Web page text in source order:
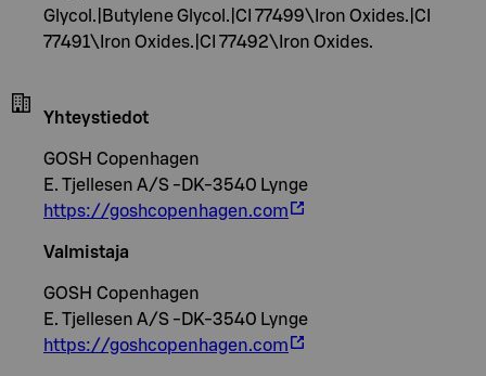
Glycol.|Butylene Glycol.|CI 77499\Iron Oxides.|CI
77491\Iron Oxides.|CI 77492\Iron Oxides.
Yhteystiedot
GOSH Copenhagen
E. Tjellesen A/S -DK-3540 Lynge
https://goshcopenhagen.com
Valmistaja
GOSH Copenhagen
E. Tjellesen A/S -DK-3540 Lynge
https://goshcopenhagen.com